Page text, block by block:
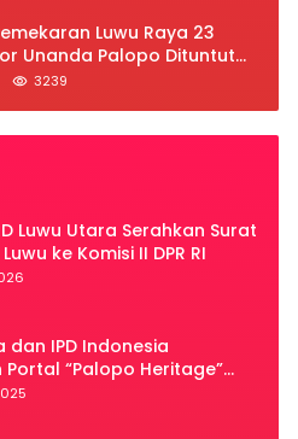
Luwu Raya 23
Unanda Palopo Dituntut
3239
Luwu Utara Serahkan Surat
ke Komisi II DPR RI
dan IPD Indonesia
Portal “Palopo Heritage”